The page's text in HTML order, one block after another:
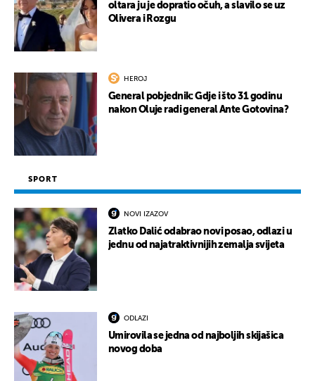
oltara ju je dopratio očuh, a slavilo se uz
Olivera i Rozgu
HEROJ
General pobjednik: Gdje i što 31 godinu
nakon Oluje radi general Ante Gotovina?
SPORT
NOVI IZAZOV
Zlatko Dalić odabrao novi posao, odlazi u
jednu od najatraktivnijih zemalja svijeta
ODLAZI
Umirovila se jedna od najboljih skijašica
novog doba